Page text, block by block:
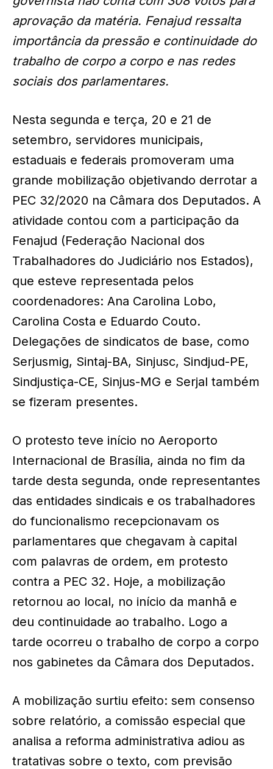
aprovação da matéria. Fenajud ressalta
importância da pressão e continuidade do
trabalho de corpo a corpo e nas redes
sociais dos parlamentares.
Nesta segunda e terça, 20 e 21 de
setembro, servidores municipais,
estaduais e federais promoveram uma
grande mobilização objetivando derrotar a
PEC 32/2020 na Câmara dos Deputados. A
atividade contou com a participação da
Fenajud (Federação Nacional dos
Trabalhadores do Judiciário nos Estados),
que esteve representada pelos
coordenadores: Ana Carolina Lobo,
Carolina Costa e Eduardo Couto.
Delegações de sindicatos de base, como
Serjusmig, Sintaj-BA, Sinjusc, Sindjud-PE,
Sindjustiça-CE, Sinjus-MG e Serjal também
se fizeram presentes.
O protesto teve início no Aeroporto
Internacional de Brasília, ainda no fim da
tarde desta segunda, onde representantes
das entidades sindicais e os trabalhadores
do funcionalismo recepcionavam os
parlamentares que chegavam à capital
com palavras de ordem, em protesto
contra a PEC 32. Hoje, a mobilização
retornou ao local, no início da manhã e
deu continuidade ao trabalho. Logo a
tarde ocorreu o trabalho de corpo a corpo
nos gabinetes da Câmara dos Deputados.
A mobilização surtiu efeito: sem consenso
sobre relatório, a comissão especial que
analisa a reforma administrativa adiou as
tratativas sobre o texto, com previsão